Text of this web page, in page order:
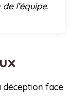
l’équipe.
déception face